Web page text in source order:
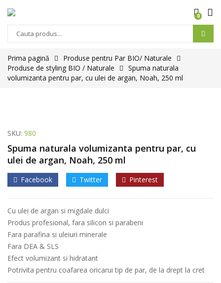
0
Prima pagină
Produse pentru Par BIO/ Naturale
Produse de styling BIO / Naturale
Spuma naturala
volumizanta pentru par, cu ulei de argan, Noah, 250 ml
SKU: 980
Spuma naturala volumizanta pentru par, cu
ulei de argan, Noah, 250 ml
Facebook Twitter Pinterest
Cu ulei de argan si migdale dulci
Produs profesional, fara silicon si parabeni
Fara parafina si uleiuri minerale
Fara DEA & SLS
Efect volumizant si hidratant
Potrivita pentru coafarea oricarui tip de par, de la drept la cret